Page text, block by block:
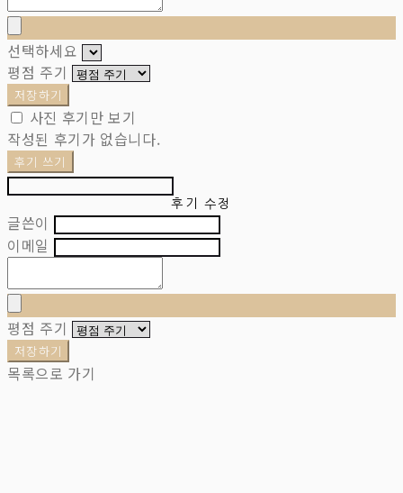
선택하세요
평점 주기
저장하기
사진 후기만 보기
작성된 후기가 없습니다.
후기 쓰기
후기 수정
글쓴이
이메일
평점 주기
저장하기
목록으로 가기